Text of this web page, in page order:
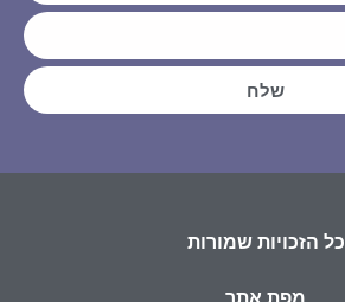
שלח
כל הזכויות שמורות